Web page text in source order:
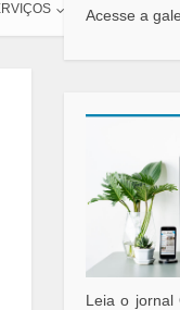
Acesse a
Leia o jornal